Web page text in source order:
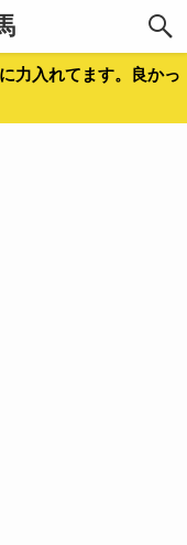
力入れてます。良かっ